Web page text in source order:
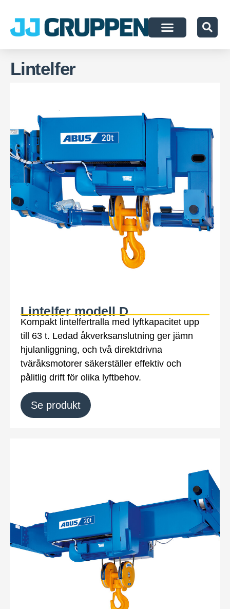
Lintelfer
Lintelfer modell D
Kompakt lintelfertralla med lyftkapacitet upp
till 63 t. Ledad åkverksanslutning ger jämn
hjulanliggning, och två direktdrivna
tväråksmotorer säkerställer effektiv och
pålitlig drift för olika lyftbehov.
Se produkt